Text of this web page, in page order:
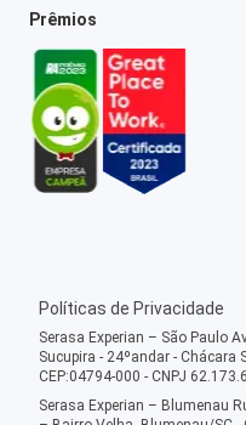
Prêmios
Políticas de Privacidade
Serasa Experian – São Paulo
Sucupira - 24ºandar - Chácara
CEP:04794-000 - CNPJ
Serasa Experian – Blumenau